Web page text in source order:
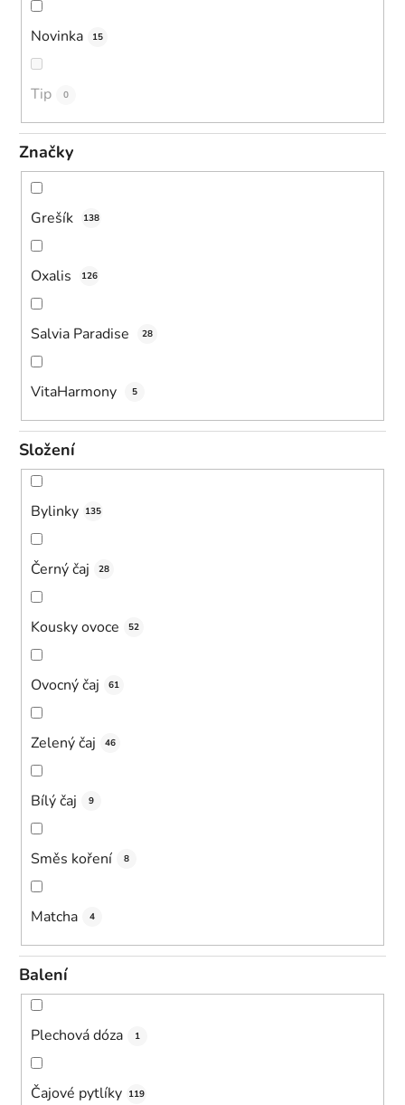
Novinka 15
Tip 0
Značky
Grešík 138
Oxalis 126
Salvia Paradise 28
VitaHarmony 5
Složení
Bylinky 135
Černý čaj 28
Kousky ovoce 52
Ovocný čaj 61
Zelený čaj 46
Bílý čaj 9
Směs koření 8
Matcha 4
Balení
Plechová dóza 1
Čajové pytlíky 119